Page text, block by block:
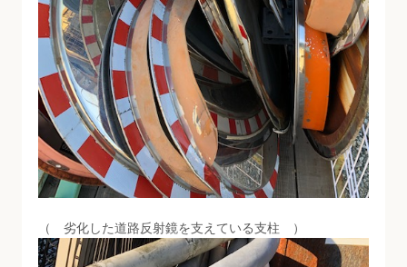
（ 劣化した道路反射鏡を支えている支柱 ）